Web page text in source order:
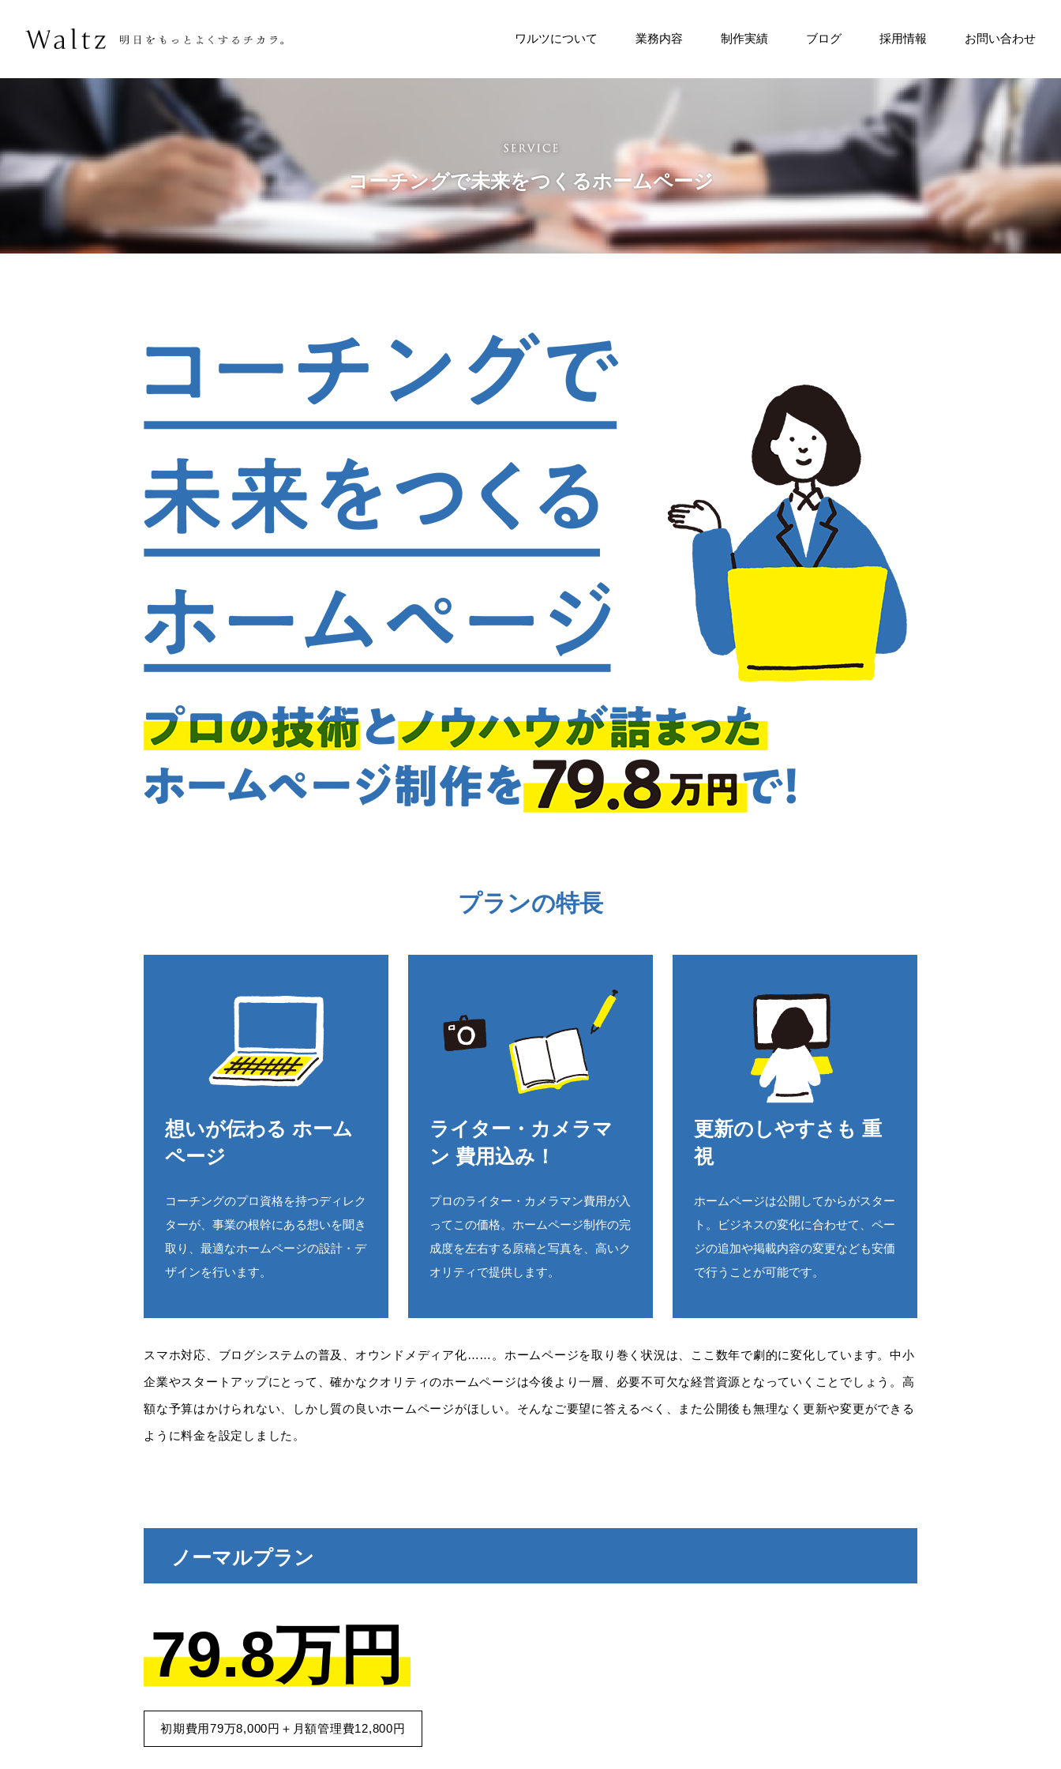
ワルツについて 業務内容 制作実績 ブログ 採用情報 お問い合わせ
コーチングで未来をつくるホームページ
プランの特長
想いが伝わる ホーム
ページ
コーチングのプロ資格を持つディレク
ターが、事業の根幹にある想いを聞き
取り、最適なホームページの設計・デ
ザインを行います。
ライター・カメラマ
ン 費用込み！
プロのライター・カメラマン費用が入
ってこの価格。ホームページ制作の完
成度を左右する原稿と写真を、高いク
オリティで提供します。
更新のしやすさも 重
視
ホームページは公開してからがスター
ト。ビジネスの変化に合わせて、ペー
ジの追加や掲載内容の変更なども安価
で行うことが可能です。
スマホ対応、ブログシステムの普及、オウンドメディア化……。ホームページを取り巻く状況は、ここ数年で劇的に変化しています。中小
企業やスタートアップにとって、確かなクオリティのホームページは今後より一層、必要不可欠な経営資源となっていくことでしょう。高
額な予算はかけられない、しかし質の良いホームページがほしい。そんなご要望に答えるべく、また公開後も無理なく更新や変更ができる
ように料金を設定しました。
ノーマルプラン
79.8万円
初期費用79万8,000円＋月額管理費12,800円